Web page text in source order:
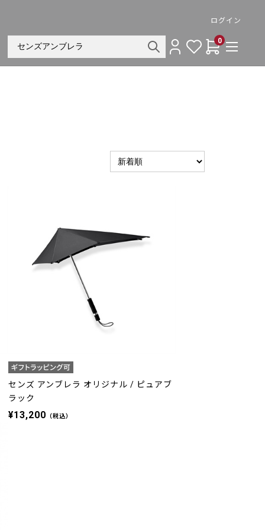
ログイン
0
センズ アンブレラ オリジナル / ピュアブ
ラック
¥13,200 （税込）